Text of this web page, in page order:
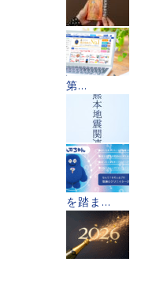
第...
を踏ま...